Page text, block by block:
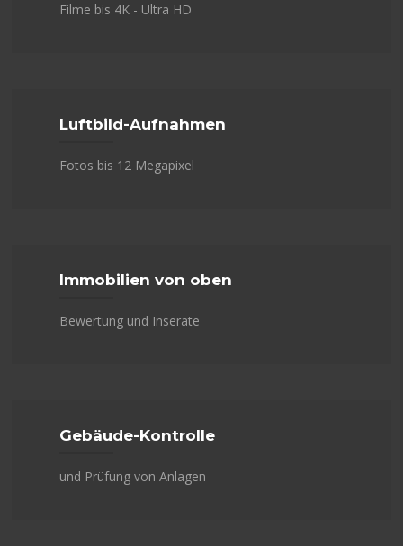
Filme bis 4K - Ultra HD
Luftbild-Aufnahmen
Fotos bis 12 Megapixel
Immobilien von oben
Bewertung und Inserate
Gebäude-Kontrolle
und Prüfung von Anlagen